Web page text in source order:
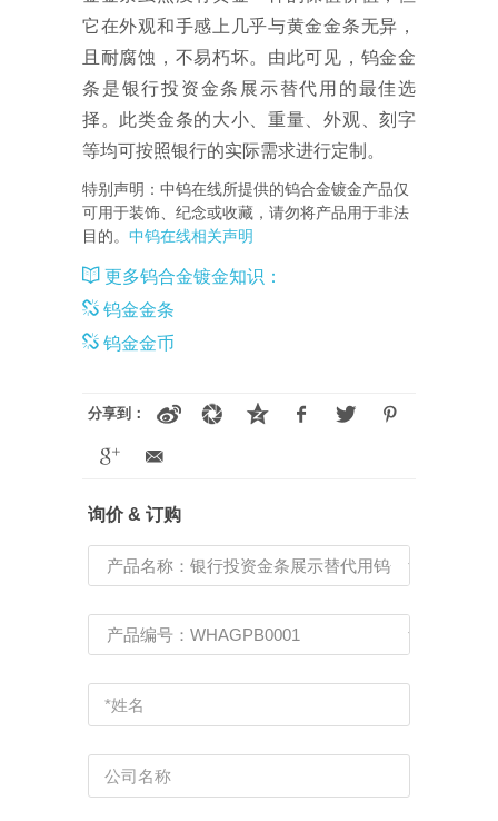
它在外观和手感上几乎与黄金金条无异，
且耐腐蚀，不易朽坏。由此可见，钨金金
条是银行投资金条展示替代用的最佳选
择。此类金条的大小、重量、外观、刻字
等均可按照银行的实际需求进行定制。
特别声明：中钨在线所提供的钨合金镀金产品仅
可用于装饰、纪念或收藏，请勿将产品用于非法
目的。 中钨在线相关声明
更多钨合金镀金知识：
钨金金条
钨金金币
分享到：
询价 & 订购